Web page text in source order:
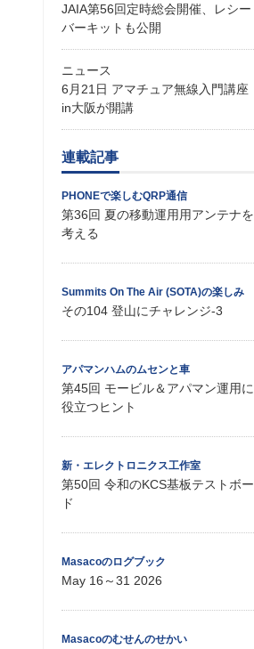
JAIA第56回定時総会開催、レシー
バーキットも公開
ニュース
6月21日 アマチュア無線入門講座
in大阪が開講
連載記事
PHONEで楽しむQRP通信
第36回 夏の移動運用用アンテナを
考える
Summits On The Air (SOTA)の楽しみ
その104 登山にチャレンジ-3
アパマンハムのムセンと車
第45回 モービル＆アパマン運用に
役立つヒント
新・エレクトロニクス工作室
第50回 令和のKCS基板テストボー
ド
Masacoのログブック
May 16～31 2026
Masacoのむせんのせかい